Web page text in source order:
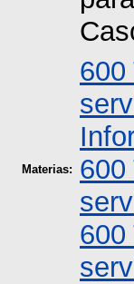
Materias:
600
600
600